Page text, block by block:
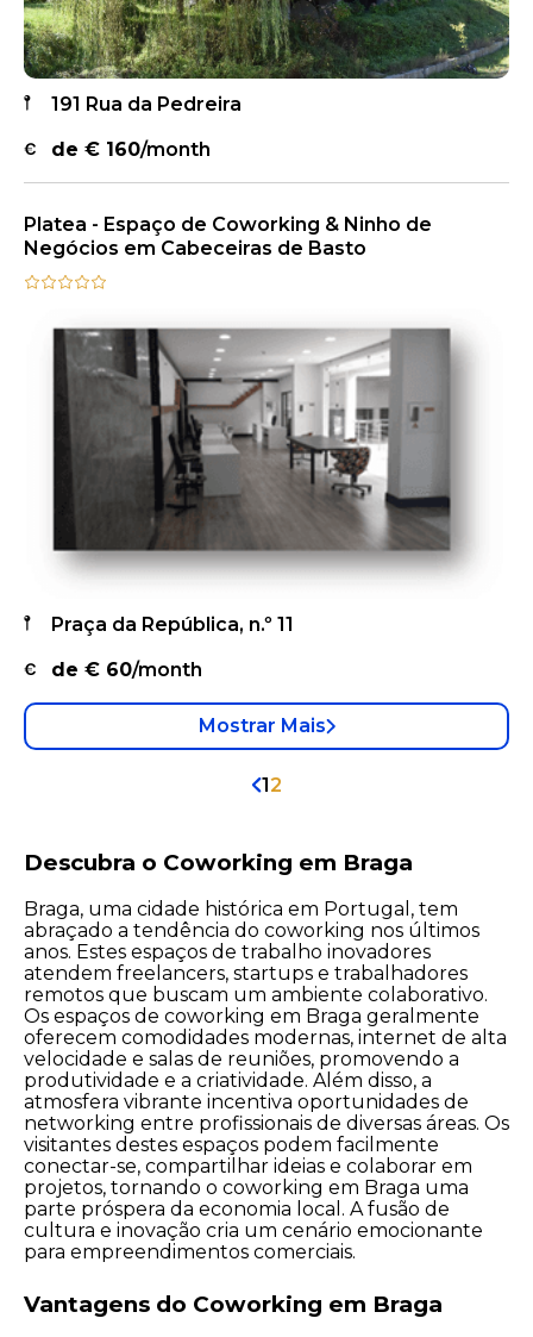
191 Rua da Pedreira
de € 160/month
Platea - Espaço de Coworking & Ninho de
Negócios em Cabeceiras de Basto
Praça da República, n.º 11
de € 60/month
Mostrar Mais
12
Descubra o Coworking em Braga
Braga, uma cidade histórica em Portugal, tem
abraçado a tendência do coworking nos últimos
anos. Estes espaços de trabalho inovadores
atendem freelancers, startups e trabalhadores
remotos que buscam um ambiente colaborativo.
Os espaços de coworking em Braga geralmente
oferecem comodidades modernas, internet de alta
velocidade e salas de reuniões, promovendo a
produtividade e a criatividade. Além disso, a
atmosfera vibrante incentiva oportunidades de
networking entre profissionais de diversas áreas. Os
visitantes destes espaços podem facilmente
conectar-se, compartilhar ideias e colaborar em
projetos, tornando o coworking em Braga uma
parte próspera da economia local. A fusão de
cultura e inovação cria um cenário emocionante
para empreendimentos comerciais.
Vantagens do Coworking em Braga